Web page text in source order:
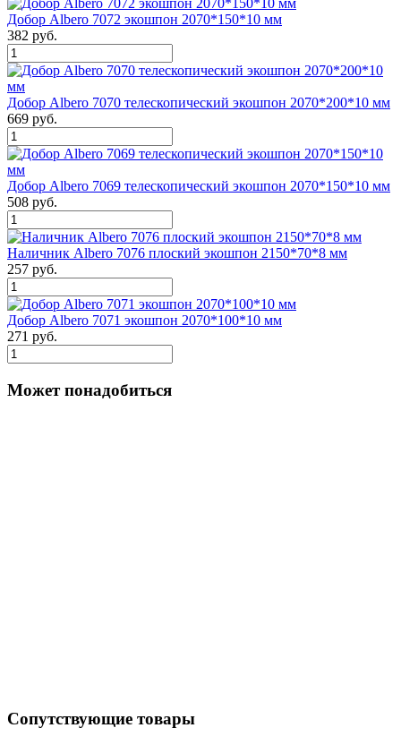
Добор Albero 7072 экошпон 2070*150*10 мм
382 руб.
Добор Albero 7070 телескопический экошпон 2070*200*10 мм
669 руб.
Добор Albero 7069 телескопический экошпон 2070*150*10 мм
508 руб.
Наличник Albero 7076 плоский экошпон 2150*70*8 мм
257 руб.
Добор Albero 7071 экошпон 2070*100*10 мм
271 руб.
Может понадобиться
Сопутствующие товары